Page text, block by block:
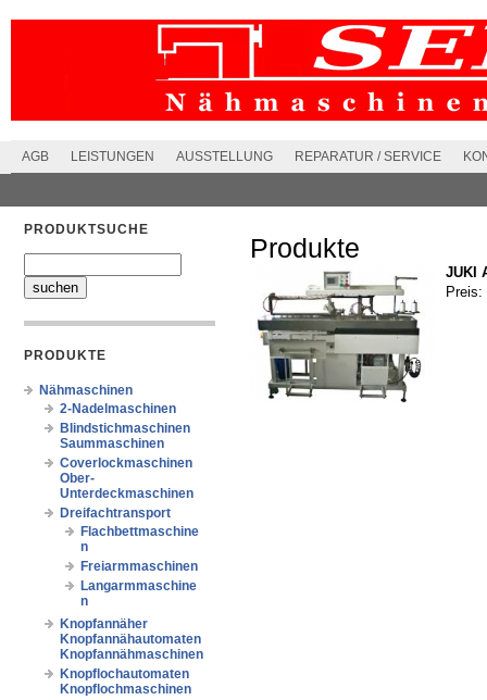
AGB LEISTUNGEN AUSSTELLUNG REPARATUR / SERVICE
PRODUKTSUCHE
PRODUKTE
Nähmaschinen
2-Nadelmaschinen
Blindstichmaschinen
Saummaschinen
Coverlockmaschinen
Ober-
Unterdeckmaschinen
Dreifachtransport
Flachbettmaschine
n
Freiarmmaschinen
Langarmmaschine
n
Knopfannäher
Knopfannähautomaten
Knopfannähmaschinen
Knopflochautomaten
Knopflochmaschinen
Produkte
JUKI
Preis: